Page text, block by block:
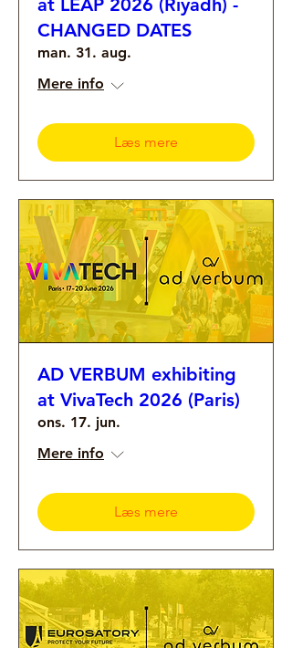
at LEAP 2026 (Riyadh) -
CHANGED DATES
man. 31. aug.
Mere info
Læs mere
AD VERBUM exhibiting
at VivaTech 2026 (Paris)
ons. 17. jun.
Mere info
Læs mere